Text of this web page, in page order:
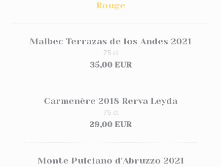
Rouge
Malbec Terrazas de los Andes 2021
35,00 EUR
75 cl
Carmenère 2018 Rerva Leyda
29,00 EUR
75 cl
Monte Pulciano d'Abruzzo 2021